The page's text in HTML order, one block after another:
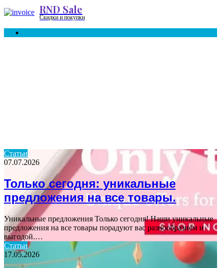
Menu RND Sale
Скидки и покупки
Статьи
07.07.2026
Только сегодня: уникальные
предложения на все товары.
Уникальные предложения Только сегодня! Наши уникальные
предложения на все товары порадуют вас разнообразием и
выгодой.…
Статьи
17.05.2026